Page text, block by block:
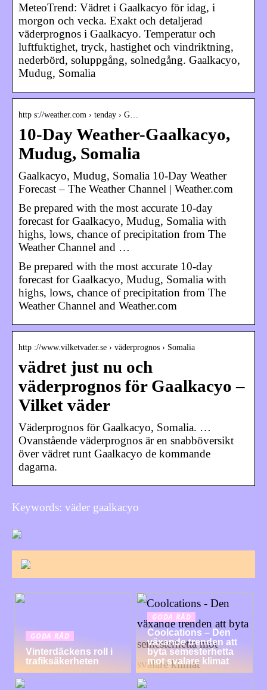
MeteoTrend: Vädret i Gaalkacyo för idag, i
morgon och vecka. Exakt och detaljerad
väderprognos i Gaalkacyo. Temperatur och
luftfuktighet, tryck, hastighet och vindriktning,
nederbörd, soluppgång, solnedgång. Gaalkacyo,
Mudug, Somalia
http s://weather.com › tenday › G…
10-Day Weather-Gaalkacyo,
Mudug, Somalia
Gaalkacyo, Mudug, Somalia 10-Day Weather
Forecast – The Weather Channel | Weather.com
Be prepared with the most accurate 10-day
forecast for Gaalkacyo, Mudug, Somalia with
highs, lows, chance of precipitation from The
Weather Channel and …
Be prepared with the most accurate 10-day
forecast for Gaalkacyo, Mudug, Somalia with
highs, lows, chance of precipitation from The
Weather Channel and Weather.com
http ://www.vilketvader.se › väderprognos › Somalia
vädret just nu och
väderprognos för Gaalkacyo –
Vilket väder
Väderprognos för Gaalkacyo, Somalia. …
Ovanstående väderprognos är en snabböversikt
över vädret runt Gaalkacyo de kommande
dagarna.
Keywords: väder gaalkacyo
GODA RÅD
Vinterdäckens roll i
trafiksäkerheten
GODA RÅD
Coolcations – Den
växande trenden att
byta semesterhetta
mot svalare klimat